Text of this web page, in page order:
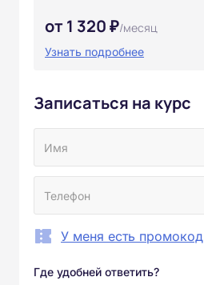
от 1 320 ₽/месяц
Узнать подробнее
Записаться на курс
У меня есть промокод
Где удобней ответить?